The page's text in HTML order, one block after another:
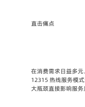
直击痛点
在消费需求日益多元
12315 热线服务模
大瓶颈直接影响服务